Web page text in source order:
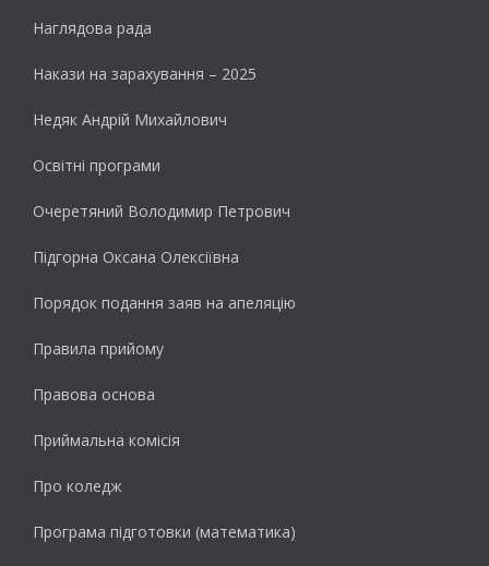
Наглядова рада
Накази на зарахування – 2025
Недяк Андрій Михайлович
Освітні програми
Очеретяний Володимир Петрович
Підгорна Оксана Олексіївна
Порядок подання заяв на апеляцію
Правила прийому
Правова основа
Приймальна комісія
Про коледж
Програма підготовки (математика)